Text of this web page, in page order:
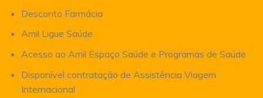
Desconto Farmácia
Amil Ligue Saúde
Acesso ao Amil Espaço Saúde e Programas de Saúde
Disponível contratação de Assistência Viagem
Internacional